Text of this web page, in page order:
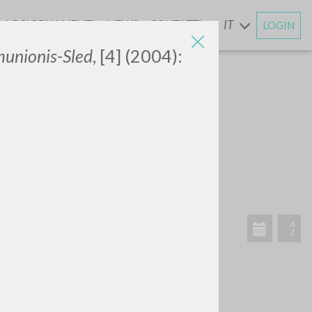
Sled, [4] (2004):
AGGIORNAMENTIENEWS CONTATTI IT LOGIN
A
Z